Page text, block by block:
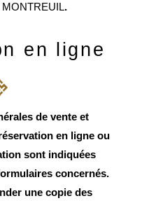
.
en ligne
de vente et
en ligne ou
sont indiquées
concernés.
une copie des